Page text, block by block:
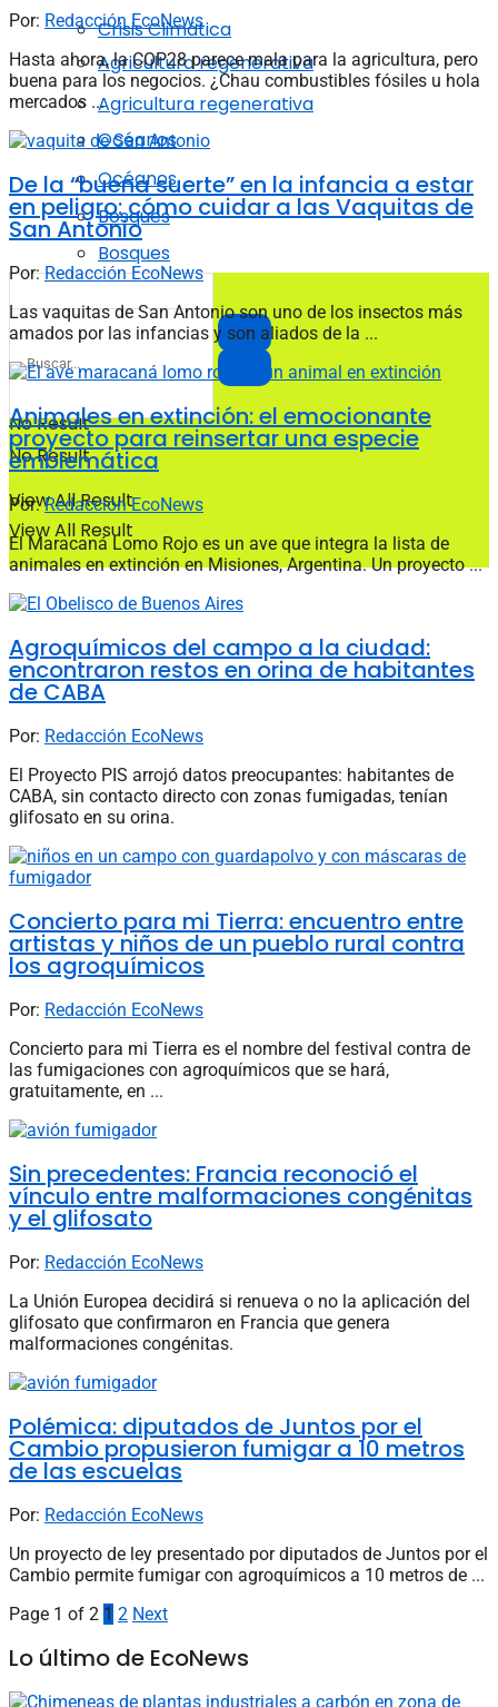
Agricultura regenerativa
Océanos
Bosques
No Result
View All Result
Crisis Climática
Agricultura regenerativa
Océanos
Bosques
No Result
View All Result
Por: Redacción EcoNews
Hasta ahora, la COP28 parece mala para la agricultura, pero
buena para los negocios. ¿Chau combustibles fósiles u hola
mercados ...
De la “buena suerte” en la infancia a estar
en peligro: cómo cuidar a las Vaquitas de
San Antonio
Por: Redacción EcoNews
Las vaquitas de San Antonio son uno de los insectos más
amados por las infancias y son aliados de la ...
Animales en extinción: el emocionante
proyecto para reinsertar una especie
emblemática
Por: Redacción EcoNews
El Maracaná Lomo Rojo es un ave que integra la lista de
animales en extinción en Misiones, Argentina. Un proyecto ...
Agroquímicos del campo a la ciudad:
encontraron restos en orina de habitantes
de CABA
Por: Redacción EcoNews
El Proyecto PIS arrojó datos preocupantes: habitantes de
CABA, sin contacto directo con zonas fumigadas, tenían
glifosato en su orina.
Concierto para mi Tierra: encuentro entre
artistas y niños de un pueblo rural contra
los agroquímicos
Por: Redacción EcoNews
Concierto para mi Tierra es el nombre del festival contra de
las fumigaciones con agroquímicos que se hará,
gratuitamente, en ...
Sin precedentes: Francia reconoció el
vínculo entre malformaciones congénitas
y el glifosato
Por: Redacción EcoNews
La Unión Europea decidirá si renueva o no la aplicación del
glifosato que confirmaron en Francia que genera
malformaciones congénitas.
Polémica: diputados de Juntos por el
Cambio propusieron fumigar a 10 metros
de las escuelas
Por: Redacción EcoNews
Un proyecto de ley presentado por diputados de Juntos por el
Cambio permite fumigar con agroquímicos a 10 metros de ...
Page 1 of 2 1 2 Next
Lo último de EcoNews